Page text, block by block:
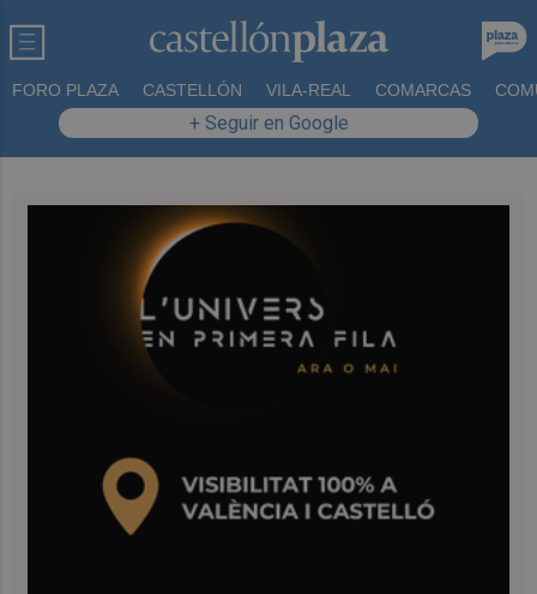
FORO PLAZA CASTELLÓN VILA-REAL COMARCAS
+ Seguir en Google